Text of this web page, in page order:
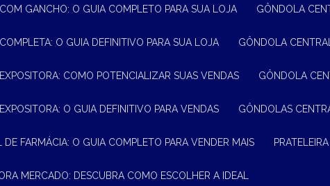
COM GANCHO: O GUIA COMPLETO PARA SUA LOJA GÔNDOLA
O GUIA DEFINITIVO PARA SUA LOJA GÔNDOLA
COMO POTENCIALIZAR SUAS VENDAS GÔNDOLA
O GUIA DEFINITIVO PARA VENDAS GÔNDOLAS
DE FARMÁCIA: O GUIA COMPLETO PARA VENDER MAIS
MERCADO: DESCUBRA COMO ESCOLHER A IDEAL